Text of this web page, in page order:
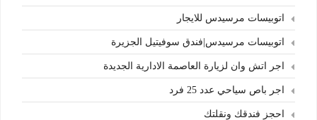
اتوبيسات مرسيدس للايجار
اتوبيسات مرسيدس|فندق سوفيتيل الجزيرة
اجر اتش وان لزيارة العاصمة الادارية الجديدة
اجر باص سياحي عدد 25 فرد
احجز فندقك ونقلتك